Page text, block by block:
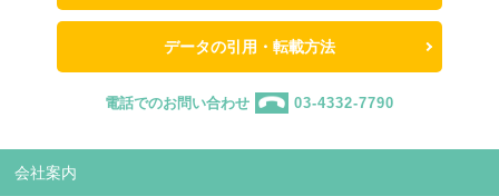
データの引用・転載方法
電話でのお問い合わせ 03-4332-7790
会社案内